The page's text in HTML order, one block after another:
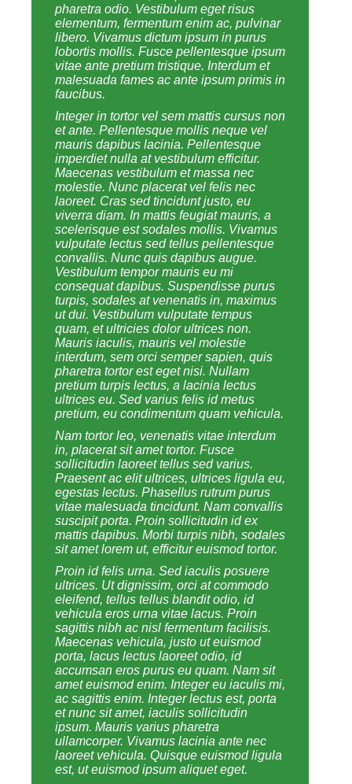
pharetra odio. Vestibulum eget risus
elementum, fermentum enim ac, pulvinar
libero. Vivamus dictum ipsum in purus
lobortis mollis. Fusce pellentesque ipsum
vitae ante pretium tristique. Interdum et
malesuada fames ac ante ipsum primis in
faucibus.
Integer in tortor vel sem mattis cursus non
et ante. Pellentesque mollis neque vel
mauris dapibus lacinia. Pellentesque
imperdiet nulla at vestibulum efficitur.
Maecenas vestibulum et massa nec
molestie. Nunc placerat vel felis nec
laoreet. Cras sed tincidunt justo, eu
viverra diam. In mattis feugiat mauris, a
scelerisque est sodales mollis. Vivamus
vulputate lectus sed tellus pellentesque
convallis. Nunc quis dapibus augue.
Vestibulum tempor mauris eu mi
consequat dapibus. Suspendisse purus
turpis, sodales at venenatis in, maximus
ut dui. Vestibulum vulputate tempus
quam, et ultricies dolor ultrices non.
Mauris iaculis, mauris vel molestie
interdum, sem orci semper sapien, quis
pharetra tortor est eget nisi. Nullam
pretium turpis lectus, a lacinia lectus
ultrices eu. Sed varius felis id metus
pretium, eu condimentum quam vehicula.
Nam tortor leo, venenatis vitae interdum
in, placerat sit amet tortor. Fusce
sollicitudin laoreet tellus sed varius.
Praesent ac elit ultrices, ultrices ligula eu,
egestas lectus. Phasellus rutrum purus
vitae malesuada tincidunt. Nam convallis
suscipit porta. Proin sollicitudin id ex
mattis dapibus. Morbi turpis nibh, sodales
sit amet lorem ut, efficitur euismod tortor.
Proin id felis urna. Sed iaculis posuere
ultrices. Ut dignissim, orci at commodo
eleifend, tellus tellus blandit odio, id
vehicula eros urna vitae lacus. Proin
sagittis nibh ac nisl fermentum facilisis.
Maecenas vehicula, justo ut euismod
porta, lacus lectus laoreet odio, id
accumsan eros purus eu quam. Nam sit
amet euismod enim. Integer eu iaculis mi,
ac sagittis enim. Integer lectus est, porta
et nunc sit amet, iaculis sollicitudin
ipsum. Mauris varius pharetra
ullamcorper. Vivamus lacinia ante nec
laoreet vehicula. Quisque euismod ligula
est, ut euismod ipsum aliquet eget.